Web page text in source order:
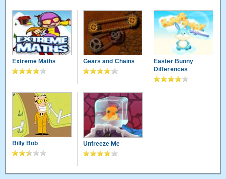
Extreme Maths Gears and Chains
Easter Bunny
Differences
Billy Bob Unfreeze Me